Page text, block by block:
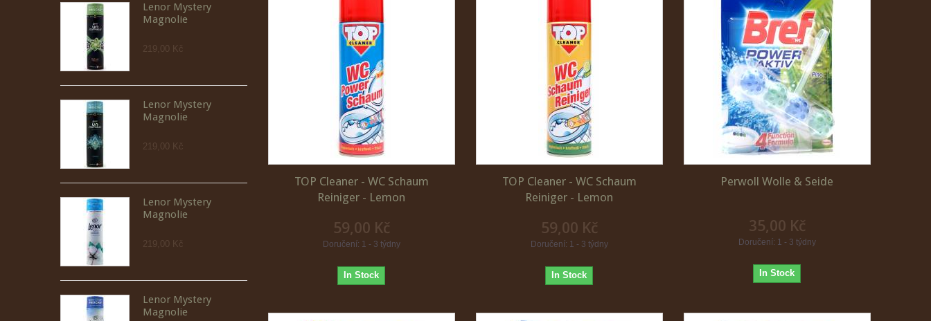
Lenor Mystery
Magnolie
219,00 Kč
Lenor Mystery
Magnolie
219,00 Kč
Lenor Mystery
Magnolie
219,00 Kč
Lenor Mystery
Magnolie
TOP Cleaner - WC Schaum
Reiniger - Lemon
59,00 Kč
Doručení: 1 - 3 týdny
In Stock
TOP Cleaner - WC Schaum
Reiniger - Lemon
59,00 Kč
Doručení: 1 - 3 týdny
In Stock
Perwoll Wolle & Seide
35,00 Kč
Doručení: 1 - 3 týdny
In Stock